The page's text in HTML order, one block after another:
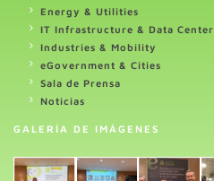
Energy & Utilities
IT Infrastructure & Data Center
Industries & Mobility
eGovernment & Cities
Sala de Prensa
Noticias
GALERÍA DE IMÁGENES